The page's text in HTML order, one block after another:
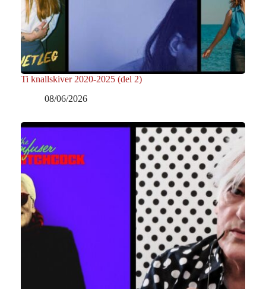
Ti knallskiver 2020-2025 (del 2)
08/06/2026